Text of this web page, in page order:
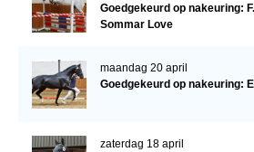
Goedgekeurd op nakeuring:
Sommar Love
maandag 20 april
Goedgekeurd op nakeuring:
zaterdag 18 april